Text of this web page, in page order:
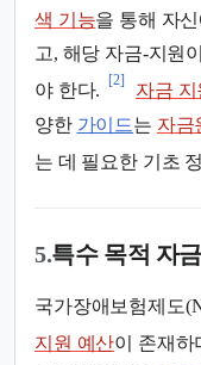
색 기능을 통해 자
고, 해당 자금-지원
야 한다.
[2]
자금 지
양한 가이드는 자금
는 데 필요한 기초
5.특수 목적 자
국가장애보험제도
지원 예산이 존재하